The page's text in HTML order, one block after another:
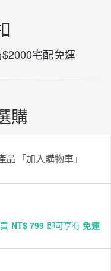
宅配免運
購
「加入購物車」
NT$ 799 即可享有免運